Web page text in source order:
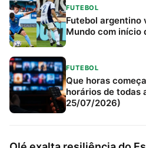
FUTEBOL
Futebol argentino
Mundo com início
FUTEBOL
Que horas
horários de todas
25/07/2026)